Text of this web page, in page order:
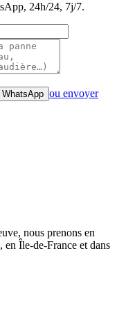
24h/24, 7j/7.
ou envoyer
nous prenons en
en Île-de-France et dans